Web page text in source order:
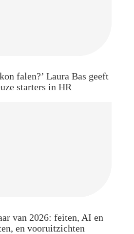
falen?’ Laura Bas geeft
starters in HR
van 2026: feiten, AI en
en vooruitzichten